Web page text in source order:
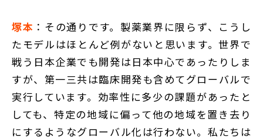
塚本 ：その通りです。製薬業界に限らず、こうし
たモデルはほとんど例がないと思います。世界で
戦う日本企業でも開発は日本中心であったりしま
すが、第一三共は臨床開発も含めてグローバルで
実行しています。効率性に多少の課題があったと
しても、特定の地域に偏って他の地域を置き去り
にするようなグローバル化は行わない。私たちは